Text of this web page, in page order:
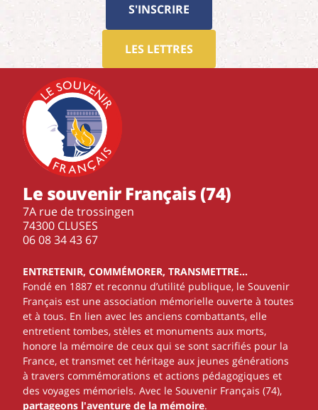
S'INSCRIRE
LES LETTRES
Le souvenir Français (74)
7A rue de trossingen
74300 CLUSES
‭06 08 34 43 67‬
ENTRETENIR, COMMÉMORER, TRANSMETTRE…
Fondé en 1887 et reconnu d’utilité publique, le Souvenir
Français est une association mémorielle ouverte à toutes
et à tous. En lien avec les anciens combattants, elle
entretient tombes, stèles et monuments aux morts,
honore la mémoire de ceux qui se sont sacrifiés pour la
France, et transmet cet héritage aux jeunes générations
à travers commémorations et actions pédagogiques et
des voyages mémoriels. Avec le Souvenir Français (74),
partageons l'aventure de la mémoire.